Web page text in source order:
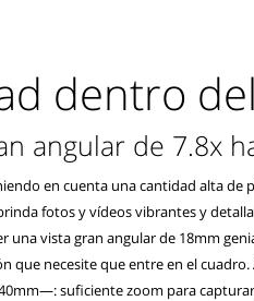
dentro
angular de 7.8x
en cuenta una cantidad alta de
fotos y vídeos vibrantes y
una vista gran angular de 18mm
que necesite que entre en el
suficiente zoom para